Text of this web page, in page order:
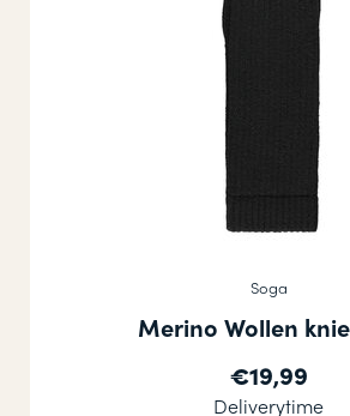
Soga
Merino Wollen
€19,99
Deliverytime